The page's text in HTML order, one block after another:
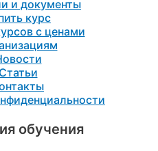
и документы
курс
с ценами
Статьи
обучения